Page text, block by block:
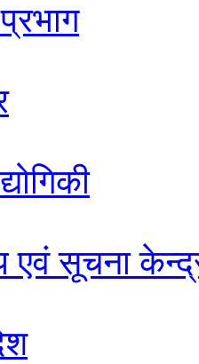
एवं सूचना